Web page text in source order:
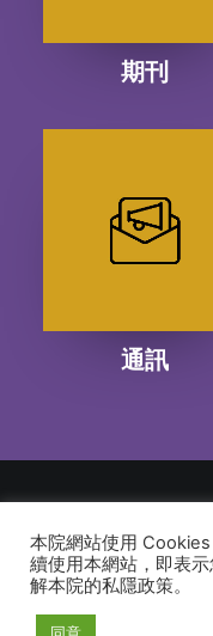
期刊
通訊
© 2026 建道神學院
本院網站使用
續使用本網站，即表
解本院的私隱政策。